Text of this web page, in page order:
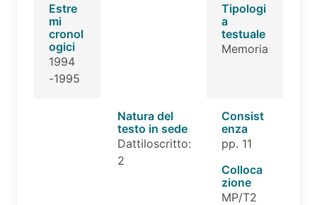
Estre
mi
cronol
ogici
1994
-1995
Tipologi
a
testuale
Memoria
Natura del
testo in sede
Dattiloscritto:
2
Consist
enza
pp. 11
Colloca
zione
MP/T2